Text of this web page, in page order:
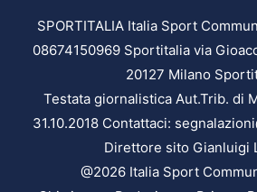
SPORTITALIA Italia Sport
08674150969 Sportitalia via
20127 Milano
Testata giornalistica Aut.Trib. di
31.10.2018 Contattaci:
Direttore sito Gianluigi
@2026 Italia Sport